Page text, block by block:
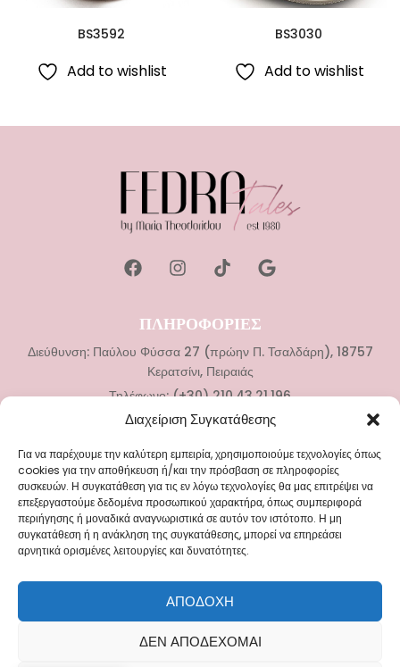
Διαχείριση Συγκατάθεσης
Για να παρέχουμε την καλύτερη εμπειρία, χρησιμοποιούμε τεχνολογίες όπως
cookies για την αποθήκευση ή/και την πρόσβαση σε πληροφορίες
συσκευών. Η συγκατάθεση για τις εν λόγω τεχνολογίες θα μας επιτρέψει να
επεξεργαστούμε δεδομένα προσωπικού χαρακτήρα, όπως συμπεριφορά
περιήγησης ή μοναδικά αναγνωριστικά σε αυτόν τον ιστότοπο. Η μη
συγκατάθεση ή η ανάκληση της συγκατάθεσης, μπορεί να επηρεάσει
αρνητικά ορισμένες λειτουργίες και δυνατότητες.
ΑΠΟΔΟΧΉ
ΔΕΝ ΑΠΟΔΈΧΟΜΑΙ
BS3592
Add to wishlist
BS3030
Add to wishlist
ΠΛΗΡΟΦΟΡΙΕΣ
Διεύθυνση: Παύλου Φύσσα 27 (πρώην Π. Τσαλδάρη), 18757
Κερατσίνι, Πειραιάς
Τηλέφωνο: (+30) 210.43.21.196
Νυφικά
Αξεσουάρ Γάμου
Βαπτιστικά Ρούχα
Αξεσουάρ Βάπτισης
ΜΕΝΟΥ
Blog
Επικοινωνία